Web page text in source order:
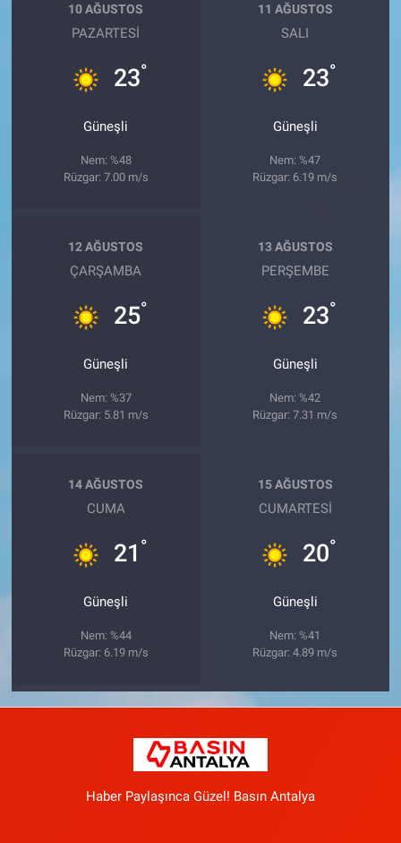
10 AĞUSTOS
PAZARTESI
23°
Güneşli
Nem: %48
Rüzgar: 7.00 m/s
11 AĞUSTOS
SALI
23°
Güneşli
Nem: %47
Rüzgar: 6.19 m/s
12 AĞUSTOS
ÇARŞAMBA
25°
Güneşli
Nem: %37
Rüzgar: 5.81 m/s
13 AĞUSTOS
PERŞEMBE
23°
Güneşli
Nem: %42
Rüzgar: 7.31 m/s
14 AĞUSTOS
CUMA
21 °
Güneşli
Nem: %44
Rüzgar: 6.19 m/s
15 AĞUSTOS
CUMARTESI
20°
Güneşli
Nem: %41
Rüzgar: 4.89 m/s
Haber Paylaşınca Güzel! Basın Antalya